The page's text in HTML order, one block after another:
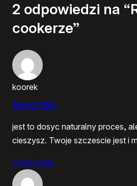
2 odpowiedzi na
cookerze”
koorek
18/04/2005
jest to dosyc naturalny proces,
cieszysz. Twoje szczescie jest i
Odpowiedz